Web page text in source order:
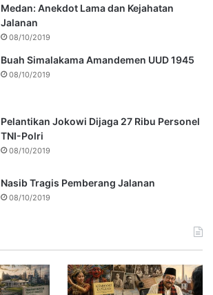
Medan: Anekdot Lama dan Kejahatan
Jalanan
08/10/2019
Buah Simalakama Amandemen UUD 1945
08/10/2019
Pelantikan Jokowi Dijaga 27 Ribu Personel
TNI-Polri
08/10/2019
Nasib Tragis Pemberang Jalanan
08/10/2019